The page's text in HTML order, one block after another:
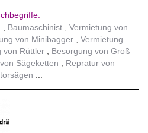
Baumaschinist
Vermietung von
von Minibagger
Vermietung
von Rüttler
Besorgung von Groß
Sägeketten
Repratur von